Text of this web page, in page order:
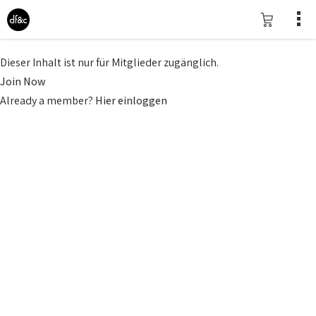
Dieser Inhalt ist nur für Mitglieder zugänglich.
Join Now
Already a member? Hier einloggen